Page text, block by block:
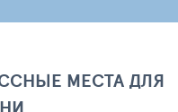
МЕСТА ДЛЯ